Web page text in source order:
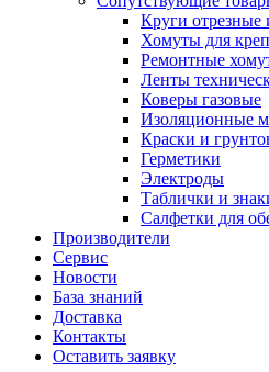
Круги
Хомуты для
Ремонтные
Ленты
Коверы газовые
Изоляционные
Краски и
Герметики
Электроды
Таблички и
Салфетки для
Производители
Сервис
Новости
База знаний
Доставка
Контакты
Оставить заявку